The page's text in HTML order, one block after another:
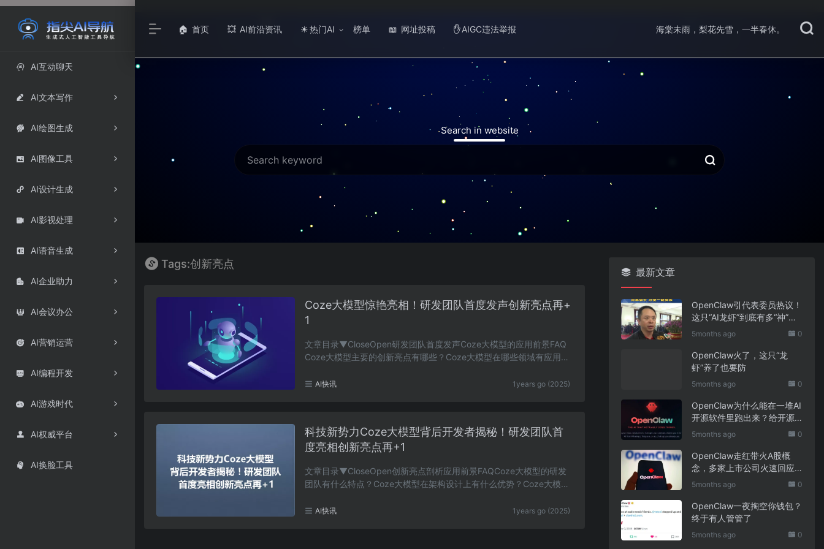
 AI互动聊天
 AI文本写作
 AI绘图生成
 AI图像工具
 AI设计生成
 AI影视处理
 AI语音生成
 AI企业助力
 AI会议办公
 AI营销运营
 AI编程开发
 AI游戏时代
 AI权威平台
 AI换脸工具
🏠 首页 💥 AI前沿资讯 ☀ 热门AI 榜单 📖 网址投稿 ✋ AIGC违法举报 海棠未雨，梨花先雪，一半春休。
Search in website
Tags:创新亮点
Coze大模型惊艳亮相！研发团队首度发声创新亮点再+
1
文章目录▼CloseOpen研发团队首度发声Coze大模型的应用前景FAQ
Coze大模型主要的创新亮点有哪些？Coze大模型在哪些领域有应用前
AI快讯 1years go (2025)
科技新势力Coze大模型背后开发者揭秘！研发团队首
度亮相创新亮点再+1
文章目录▼CloseOpen创新亮点剖析应用前景FAQCoze大模型的研发
团队有什么特点？Coze大模型在架构设计上有什么优势？Coze大模型
AI快讯 1years go (2025)
最新文章
OpenClaw引代表委员热议！
这只“AI龙虾”到底有多“神”？
｜科技观察
5months ago 0
OpenClaw火了，这只“龙
虾”养了也要防
5months ago 0
OpenClaw为什么能在一堆AI
开源软件里跑出来？给开源
项目的三点启示
5months ago 0
OpenClaw走红带火A股概
念，多家上市公司火速回应
业务布局
5months ago 0
OpenClaw一夜掏空你钱包？
终于有人管管了
5months ago 0